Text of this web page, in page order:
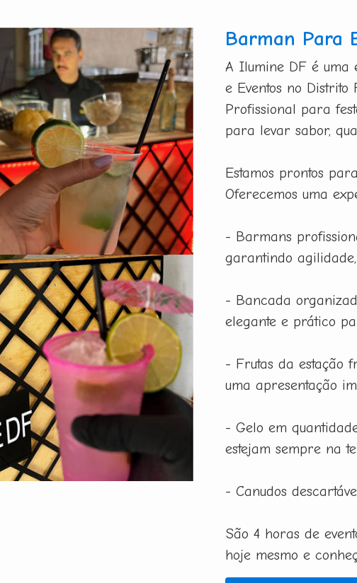
Barman Para
A Ilumine DF é uma
e Eventos no
Profissional para
para levar sabor,
Estamos prontos
Oferecemos uma
- Barmans
garantindo
- Bancada
elegante e prático
- Frutas da estação
uma apresentação
- Gelo em
estejam sempre na
- Canudos
São 4 horas de
hoje mesmo e